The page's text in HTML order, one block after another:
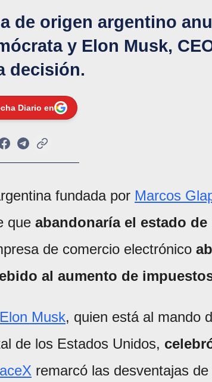
de origen argentino
y Elon Musk,
decisión.
Diario en
fundada por Marcos
que abandonaría el estado de
de comercio electrónico
al aumento de
Elon Musk, quien está al mando
de los Estados Unidos,
remarcó las desventajas